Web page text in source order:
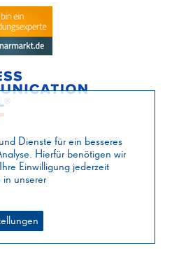
Dienste für ein besseres
Hierfür benötigen wir
Einwilligung jederzeit
in unserer